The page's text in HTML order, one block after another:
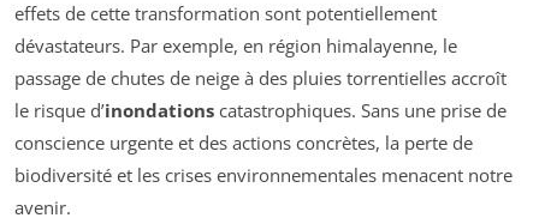
effets de cette transformation sont potentiellement
dévastateurs. Par exemple, en région himalayenne, le
passage de chutes de neige à des pluies torrentielles accroît
le risque d’inondations catastrophiques. Sans une prise de
conscience urgente et des actions concrètes, la perte de
biodiversité et les crises environnementales menacent notre
avenir.